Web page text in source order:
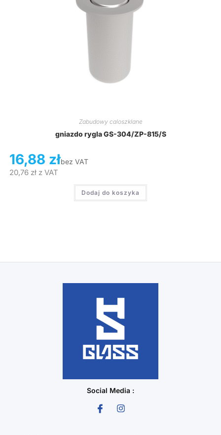
Zabudowy caloszklane
gniazdo rygla GS-304/ZP-815/S
16,88 złbez VAT
20,76 złz VAT
Dodaj do koszyka
Social Media :